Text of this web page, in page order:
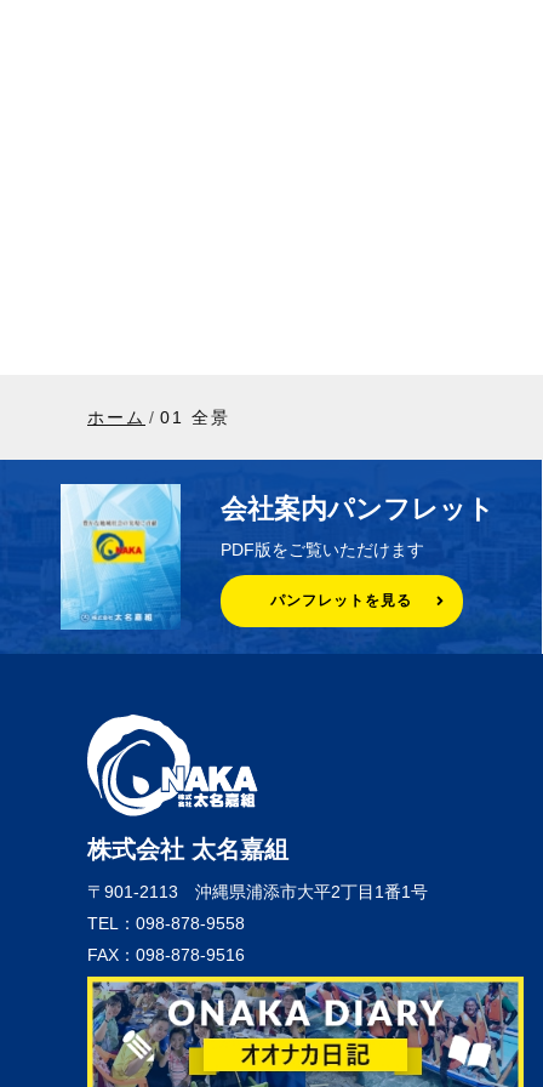
ホーム 01 全景
会社案内パンフレット
PDF版をご覧いただけます
パンフレットを見る
株式会社 太名嘉組
〒901-2113 沖縄県浦添市大平2丁目1番1号
TEL：098-878-9558
FAX：098-878-9516